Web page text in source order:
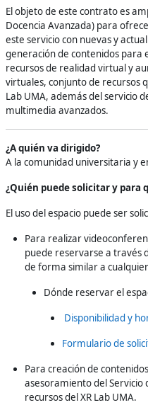
El objeto de este contrato es
Docencia Avanzada) para
este servicio con nuevas y
generación de contenidos para
recursos de realidad virtual y
virtuales, conjunto de recursos
Lab UMA, además del servicio
multimedia avanzados.
¿A quién va dirigido?
A la comunidad universitaria y
¿Quién puede solicitar y para
El uso del espacio puede ser
Para realizar
puede reservarse a través
de forma similar a
Dónde reservar el
Disponibilidad y
Formulario de
Para creación de
asesoramiento del Servicio
recursos del XR Lab UMA.